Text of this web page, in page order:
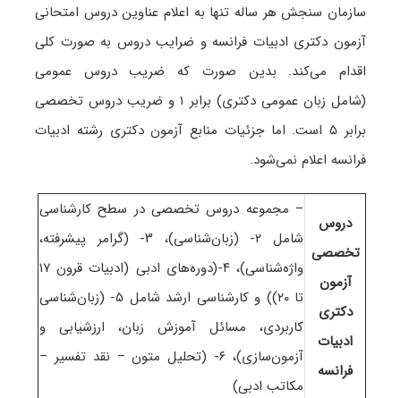
سازمان سنجش هر ساله تنها به اعلام عناوین دروس امتحانی
آزمون دکتری ادبیات فرانسه و ضرایب دروس به صورت کلی
اقدام می‌کند. بدین صورت که ضریب دروس عمومی
(شامل زبان عمومی دکتری) برابر ۱ و ضریب دروس تخصصی
برابر ۵ است
. اما جزئیات منابع آزمون دکتری رشته ادبیات
فرانسه اعلام نمی‌شود.
دروس
تخصصی
آزمون
دکتری
ادبیات
فرانسه
– مجموعه دروس تخصصی در سطح کارشناسی
شامل ۲- (زبان‌شناسی)، ۳- (گرامر پیشرفته،
واژه‌شناسی)، ۴-(دوره‌های ادبی (ادبیات قرون ۱۷
تا ۲۰)) و کارشناسی ارشد شامل ۵- (زبان‌شناسی
کاربردی، مسائل آموزش زبان، ارزشیابی و
آزمون‌سازی)، ۶- (تحلیل متون – نقد تفسیر –
مکاتب ادبی)